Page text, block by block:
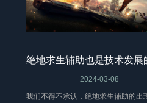
绝地求生辅助也是技术发展
2024-03-08
我们不得不承认，绝地求生辅助的出